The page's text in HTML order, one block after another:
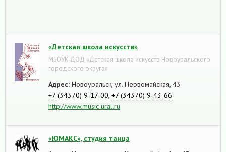
«Детская школа искусств»
МБОУК ДОД «Детская школа искусств Новоуральского
городского округа»
Адрес: Новоуральск, ул. Первомайская, 43
+7 (34370) 9-17-00, +7 (34370) 9-43-66
http://www.music-ural.ru
«ЮМАКС», студия танца